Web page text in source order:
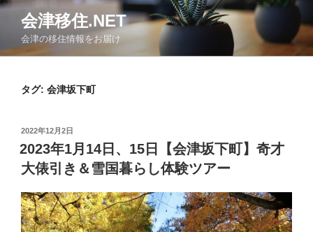
コ
ン
会津移住.NET
会津の移住情報をお届け
タグ: 会津坂下町
投
稿
日:
2022年12月2日
2023年1月14日、15日【会津坂下町】奇才
大俵引き＆雪国暮らし体験ツアー